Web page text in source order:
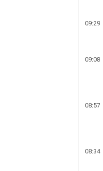
09:29
09:08
08:57
08:34